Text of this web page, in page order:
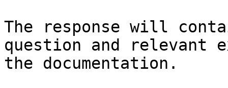
The response will
question and relevant
the documentation.